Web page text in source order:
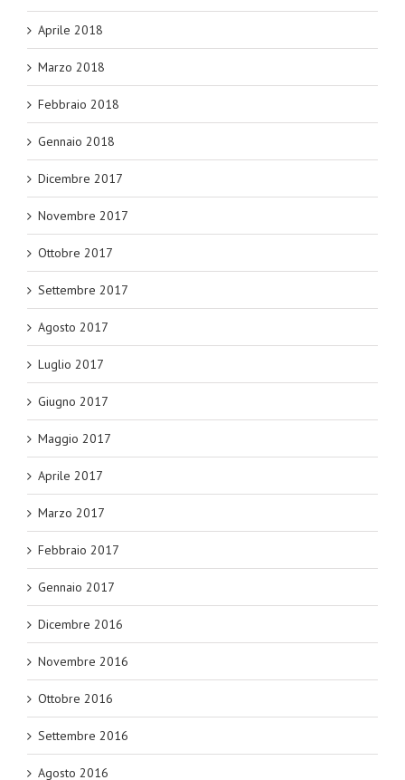
Aprile 2018
Marzo 2018
Febbraio 2018
Gennaio 2018
Dicembre 2017
Novembre 2017
Ottobre 2017
Settembre 2017
Agosto 2017
Luglio 2017
Giugno 2017
Maggio 2017
Aprile 2017
Marzo 2017
Febbraio 2017
Gennaio 2017
Dicembre 2016
Novembre 2016
Ottobre 2016
Settembre 2016
Agosto 2016